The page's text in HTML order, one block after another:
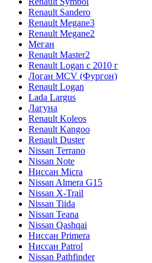
Renault Sandero
Renault Megane3
Renault Megane2
Меган
Renault Master2
Renault Logan c 2010 г
Логан МСV (Фургон)
Renault Logan
Lada Largus
Лагуна
Renault Koleos
Renault Kangoo
Renault Duster
Nissan Terrano
Nissan Note
Ниссан Micra
Nissan Almera G15
Nissan X-Trail
Nissan Tiida
Nissan Teana
Nissan Qashqai
Ниссан Primera
Ниссан Patrol
Nissan Pathfinder